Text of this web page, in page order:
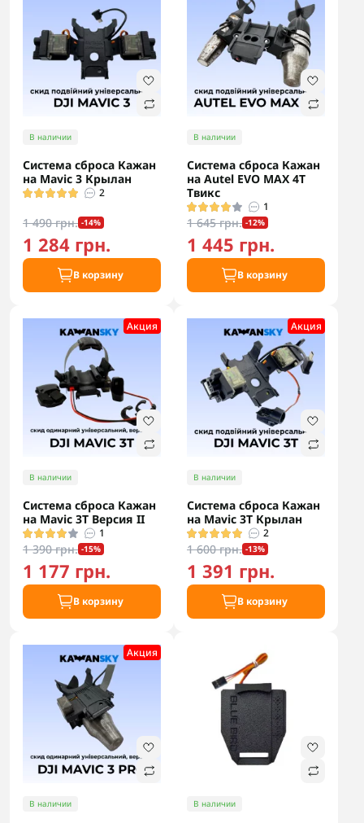
В наличии
Система сброса Кажан
на Mavic 3 Крылан
2
1 490 грн. -14%
1 284 грн.
В корзину
В наличии
Система сброса Кажан
на Autel EVO MAX 4T
Твикс
1
1 645 грн. -12%
1 445 грн.
В корзину
Акция
В наличии
Система сброса Кажан
на Mavic 3T Версия II
1
1 390 грн. -15%
1 177 грн.
В корзину
Акция
В наличии
Система сброса Кажан
на Mavic 3T Крылан
2
1 600 грн. -13%
1 391 грн.
В корзину
Акция
В наличии В наличии